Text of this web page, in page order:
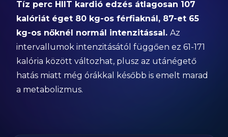
Tíz perc HIIT kardió edzés átlagosan 107
kalóriát éget 80 kg-os férfiaknál, 87-et 65
kg-os nőknél normál intenzitással.Az
intervallumok intenzitásától függően ez 61-171
kalória között változhat, plusz az utánégető
hatás miatt még órákkal később is emelt marad
a metabolizmus.